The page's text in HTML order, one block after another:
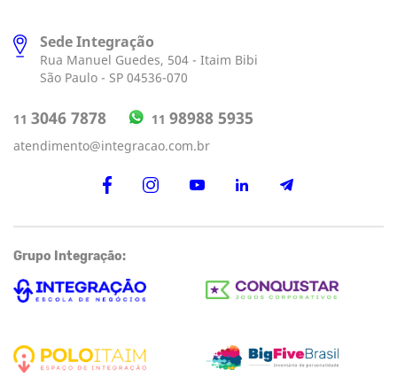
Sede Integração
Rua Manuel Guedes, 504 - Itaim Bibi
São Paulo - SP 04536-070
11 3046 7878 11 98988 5935
atendimento@integracao.com.br
Grupo Integração: